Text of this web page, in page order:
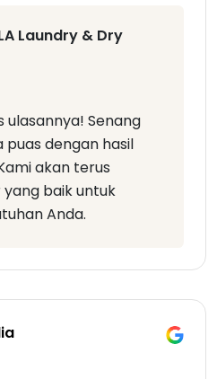
Laundry & Dry
ulasannya! Senang
dengan hasil
akan terus
baik untuk
Anda.